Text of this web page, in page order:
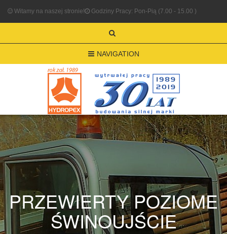
Witamy na naszej stronie! Godziny Pracy: Pon-Pią (7.00 - 15.00 )
NAVIGATION
PRZEWIERTY POZIOME
ŚWINOUJŚCIE